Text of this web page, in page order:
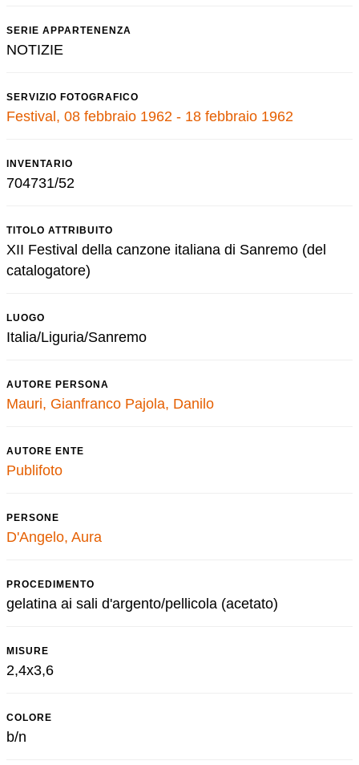
SERIE APPARTENENZA
NOTIZIE
SERVIZIO FOTOGRAFICO
Festival, 08 febbraio 1962 - 18 febbraio 1962
INVENTARIO
704731/52
TITOLO ATTRIBUITO
XII Festival della canzone italiana di Sanremo (del
catalogatore)
LUOGO
Italia/Liguria/Sanremo
AUTORE PERSONA
Mauri, Gianfranco Pajola, Danilo
AUTORE ENTE
Publifoto
PERSONE
D'Angelo, Aura
PROCEDIMENTO
gelatina ai sali d'argento/pellicola (acetato)
MISURE
2,4x3,6
COLORE
b/n